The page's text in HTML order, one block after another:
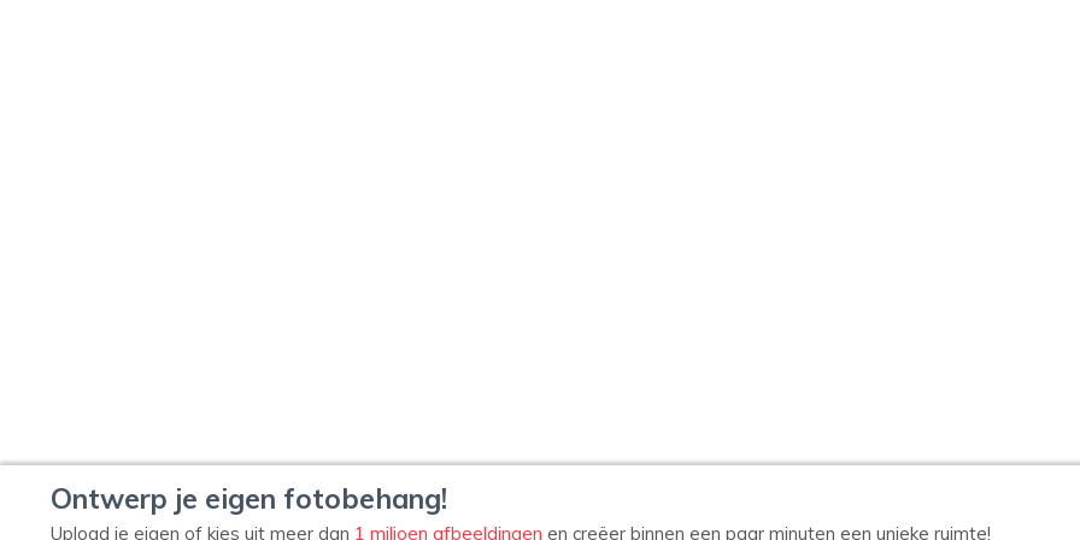
Ontwerp je eigen fotobehang!
Upload je eigen of kies uit meer dan 1 miljoen afbeeldingen en creëer binnen een paar minuten een unieke ruimte!